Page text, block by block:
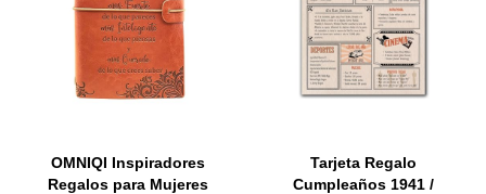
OMNIQI Inspiradores
Regalos para Mujeres
Tarjeta Regalo
Cumpleaños 1941 /